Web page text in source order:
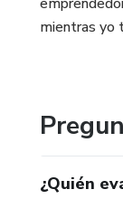
mientras yo
¿Quién